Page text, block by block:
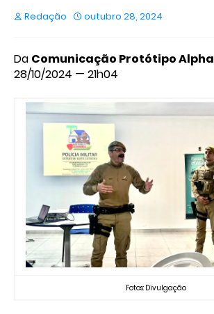
Redação outubro 28, 2024
Da Comunicação Protótipo Alpha
28/10/2024 — 21h04
Fotos: Divulgação